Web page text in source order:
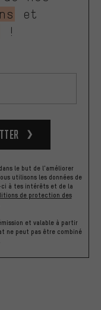
et
!
le but de l'améliorer
utilisons les données de
à tes intérêts et de la
de protection des
et valable à partir
ne peut pas être combiné